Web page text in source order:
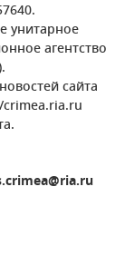
унитарное
агентство
сайта